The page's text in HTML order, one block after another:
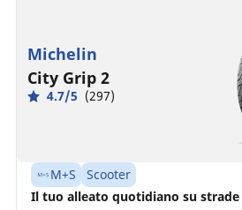
Michelin
City Grip 2
4.7/5 (297)
M+S
Scooter
Il tuo alleato quotidiano su